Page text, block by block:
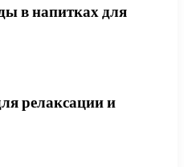
в напитках для
релаксации и